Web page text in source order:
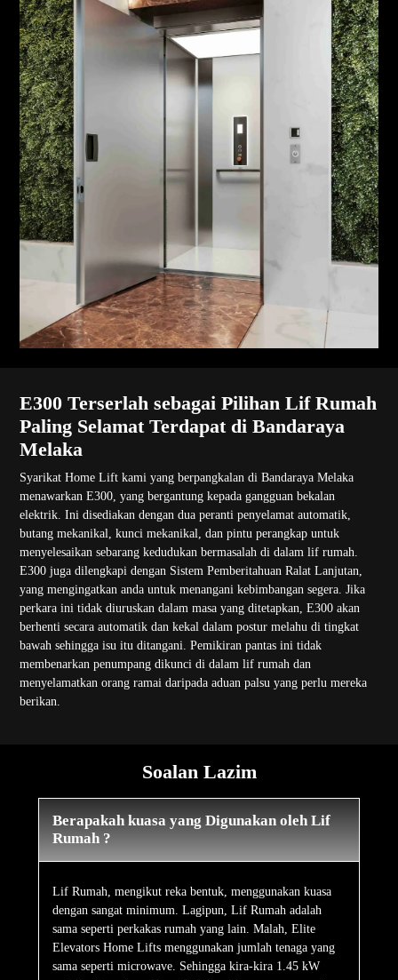
E300 Terserlah sebagai Pilihan Lif Rumah
Paling Selamat Terdapat di Bandaraya
Melaka
Syarikat Home Lift kami yang berpangkalan di Bandaraya Melaka
menawarkan E300, yang bergantung kepada gangguan bekalan
elektrik. Ini disediakan dengan dua peranti penyelamat automatik,
butang mekanikal, kunci mekanikal, dan pintu perangkap untuk
menyelesaikan sebarang kedudukan bermasalah di dalam lif rumah.
E300 juga dilengkapi dengan Sistem Pemberitahuan Ralat Lanjutan,
yang mengingatkan anda untuk menangani kebimbangan segera. Jika
perkara ini tidak diuruskan dalam masa yang ditetapkan, E300 akan
berhenti secara automatik dan kekal dalam postur melahu di tingkat
bawah sehingga isu itu ditangani. Pemikiran pantas ini tidak
membenarkan penumpang dikunci di dalam lif rumah dan
menyelamatkan orang ramai daripada aduan palsu yang perlu mereka
berikan.
Soalan Lazim
Berapakah kuasa yang Digunakan oleh Lif
Rumah ?
Lif Rumah, mengikut reka bentuk, menggunakan kuasa
dengan sangat minimum. Lagipun, Lif Rumah adalah
sama seperti perkakas rumah yang lain. Malah, Elite
Elevators Home Lifts menggunakan jumlah tenaga yang
sama seperti microwave. Sehingga kira-kira 1.45 kW